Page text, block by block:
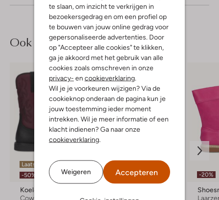
te slaan, om inzicht te verkrijgen in
bezoekersgedrag en om een profiel op
te bouwen van jouw online gedrag voor
gepersonaliseerde advertenties. Door
op "Accepteer alle cookies" te klikken,
ga je akkoord met het gebruik van alle
cookies zoals omschreven in onze
privacy- en cookieverklaring
Wil je je voorkeuren wijzigen? Via de
cookieknop onderaan de pagina kun je
jouw toestemming ieder moment
intrekken. Wil je meer informatie of een
klacht indienen? Ga naar onze
cookieverklaring
Weigeren Accepteren
Ook iets voor jou?
Laatste maten
-50%
Koel4kids
Cowboylaarzen
Regenlaarzen
-20%